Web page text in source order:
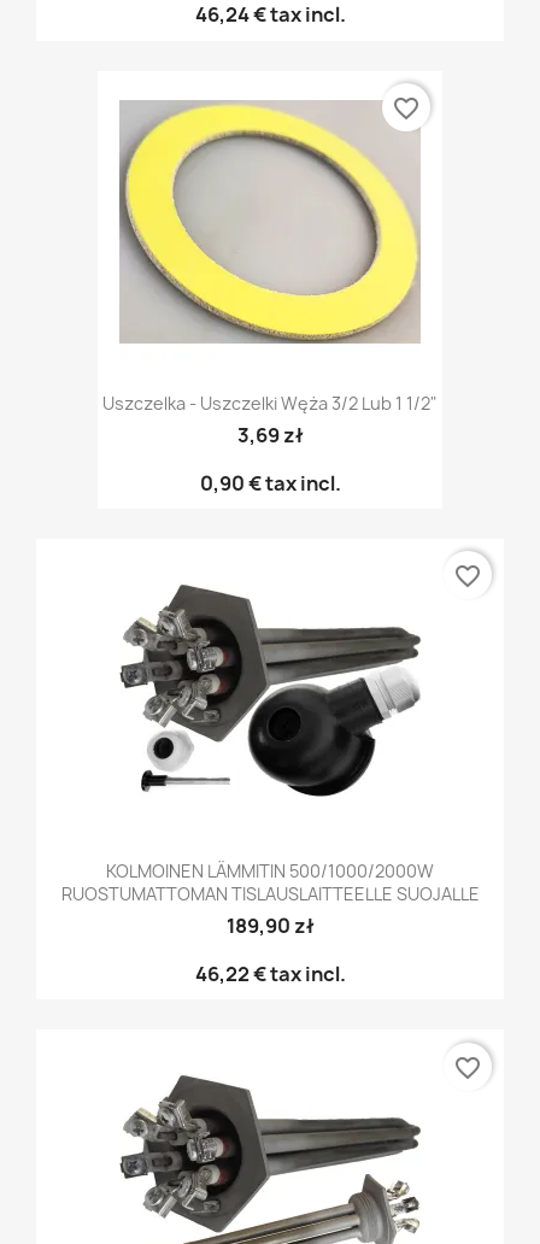
46,24 €tax incl.
Uszczelka - Uszczelki Węża 3/2 Lub 1 1/2"
3,69 zł
0,90 €tax incl.
favorite_border
KOLMOINEN LÄMMITIN 500/1000/2000W
RUOSTUMATTOMAN TISLAUSLAITTEELLE SUOJALLE
189,90 zł
46,22 €tax incl.
favorite_border
favorite_border